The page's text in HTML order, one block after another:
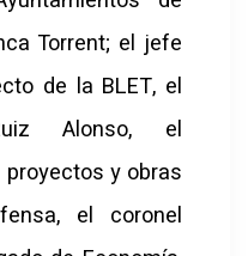
Torrent; el jefe
de la BLET, el
Alonso, el
y obras
el coronel